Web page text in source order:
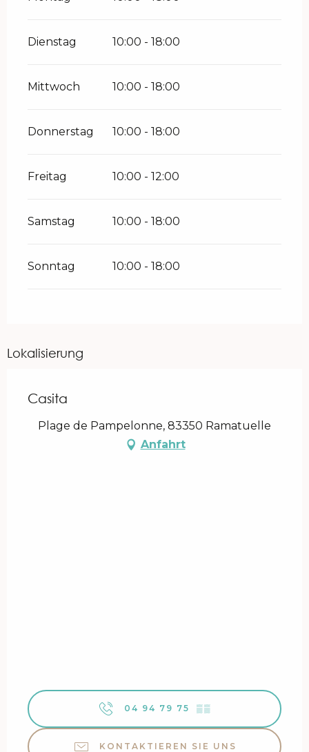
Dienstag 10:00 - 18:00
Mittwoch 10:00 - 18:00
Donnerstag 10:00 - 18:00
Freitag 10:00 - 12:00
Samstag 10:00 - 18:00
Sonntag 10:00 - 18:00
Lokalisierung
Casita
Plage de Pampelonne, 83350 Ramatuelle
Anfahrt
04 94 79 75 ▒▒
KONTAKTIEREN SIE UNS